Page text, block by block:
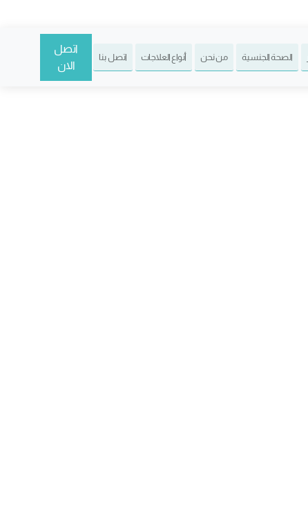
الصحة الجنسية من نحن أنواع العلاجات اتصل بنا
اتصل
الان